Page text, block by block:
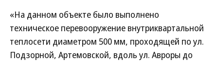
«На данном объекте было выполнено
техническое перевооружение внутриквартальной
теплосети диаметром 500 мм, проходящей по ул.
Подзорной, Артемовской, вдоль ул. Авроры до